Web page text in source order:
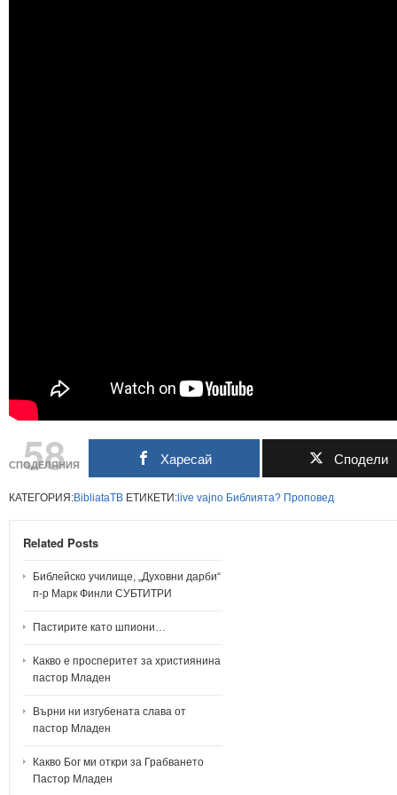
58
СПОДЕЛЯНИЯ Харесай Сподели
КАТЕГОРИЯ:BibliataTB ЕТИКЕТИ:live vajno Библията? Проповед
Related Posts
Библейско училище, „Духовни дарби“
п-р Марк Финли СУБТИТРИ
Пастирите като шпиони…
Какво е просперитет за християнина
пастор Младен
Върни ни изгубената слава от
пастор Младен
Какво Бог ми откри за Грабването
Пастор Младен